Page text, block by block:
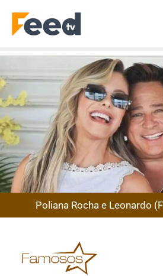
Poliana Rocha e Leonardo